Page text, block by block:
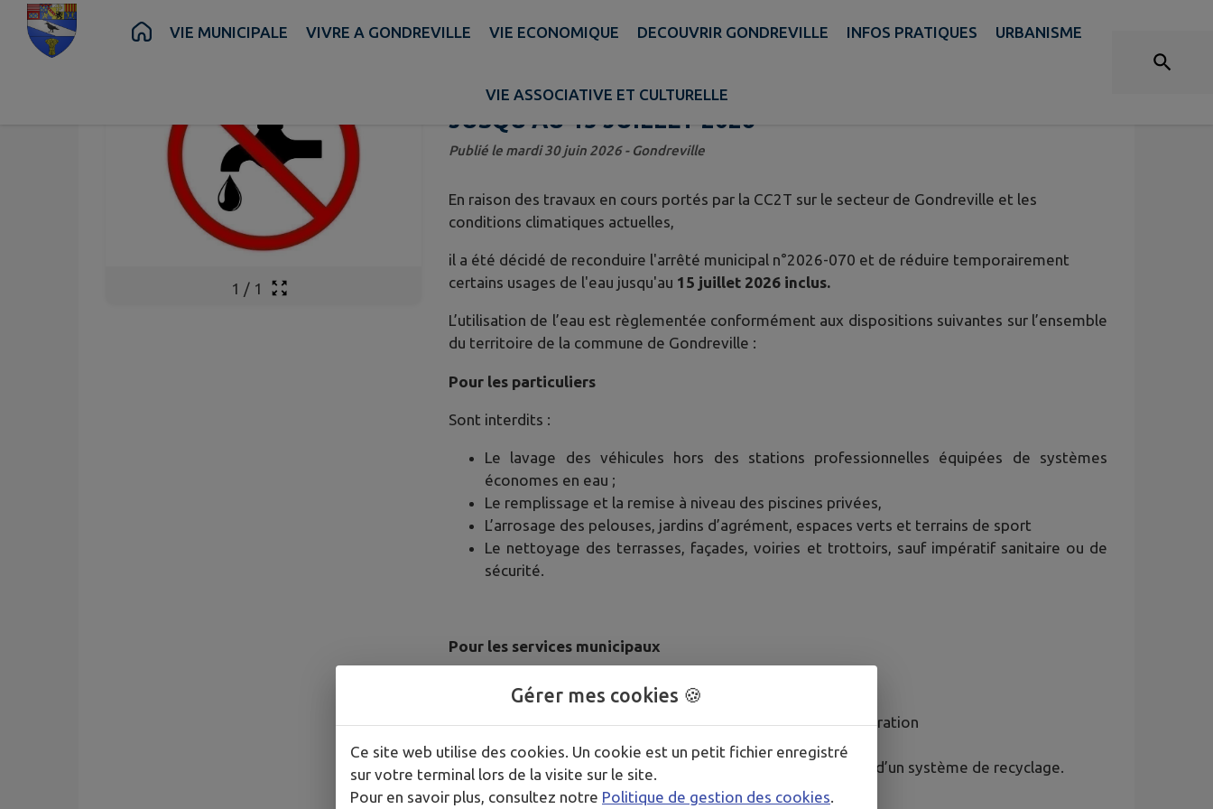
Contenu Menu Recherche Pied de page
VIE MUNICIPALE VIVRE A GONDREVILLE VIE ECONOMIQUE DECOUVRIR GONDREVILLE INFOS PRATIQUES URBANISME
VIE ASSOCIATIVE ET CULTURELLE
1 / 1
DE CERTAINS USAGES DE L'EAU - PROLONGATION
JUSQU'AU 15 JUILLET 2026
Publié le mardi 30 juin 2026 - Gondreville
En raison des travaux en cours portés par la CC2T sur le secteur de Gondreville et les
conditions climatiques actuelles,
il a été décidé de reconduire l'arrêté municipal n°2026-070 et de réduire temporairement
certains usages de l'eau jusqu'au 15 juillet 2026 inclus.
L’utilisation de l’eau est règlementée conformément aux dispositions suivantes sur l’ensemble
du territoire de la commune de Gondreville :
Pour les particuliers
Sont interdits :
Le lavage des véhicules hors des stations professionnelles équipées de systèmes
économes en eau ;
Le remplissage et la remise à niveau des piscines privées,
L’arrosage des pelouses, jardins d’agrément, espaces verts et terrains de sport
Le nettoyage des terrasses, façades, voiries et trottoirs, sauf impératif sanitaire ou de
sécurité.
Pour les services municipaux
La commune suspend ou limite :
Le lavage des voiries, sauf utilisation des eaux de récupération
L’arrosage des espaces verts municipaux non essentiels ;
Le remplissage des fontaines décoratives non équipées d’un système de recyclage.
Gérer mes cookies 🍪
Ce site web utilise des cookies. Un cookie est un petit fichier enregistré
sur votre terminal lors de la visite sur le site.
Pour en savoir plus, consultez notre Politique de gestion des cookies.